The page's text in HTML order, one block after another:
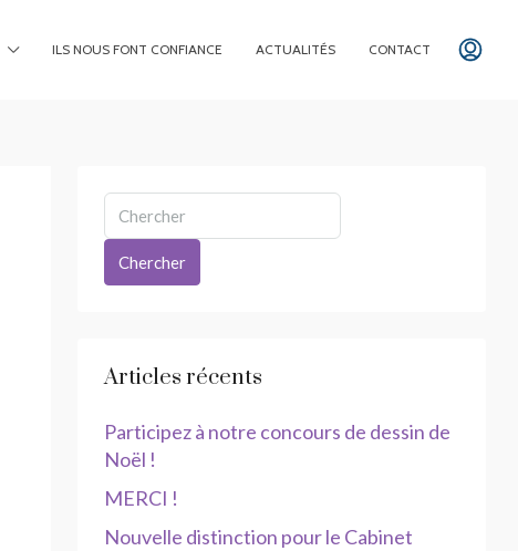
ILS NOUS FONT CONFIANCE ACTUALITÉS CONTACT
Chercher
Articles récents
Participez à notre concours de dessin de
Noël !
MERCI !
Nouvelle distinction pour le Cabinet